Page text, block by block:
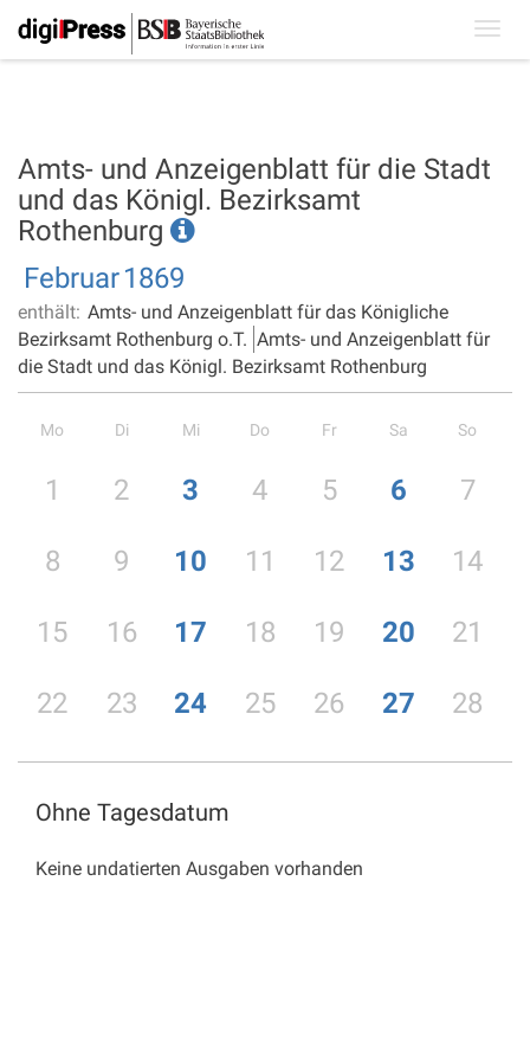
Amts- und Anzeigenblatt für die Stadt
und das Königl. Bezirksamt
Rothenburg
Februar1869
enthält: Amts- und Anzeigenblatt für das Königliche
Bezirksamt Rothenburg o.T. Amts- und Anzeigenblatt für
die Stadt und das Königl. Bezirksamt Rothenburg
Mo Di Mi Do Fr Sa So
1 2 3 4 5 6 7
8 9 10 11 12 13 14
15 16 17 18 19 20 21
22 23 24 25 26 27 28
Ohne Tagesdatum
Keine undatierten Ausgaben vorhanden